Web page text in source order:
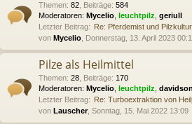
Themen: 82 Beiträge: 584
Moderatoren: Mycelio leuchtpilz geriull
Letzter Beitrag: Re: Pferdemist und Pilzkultur
von Mycelio , Donnerstag, 13. April 2023
Pilze als Heilmittel
Themen: 28 Beiträge: 170
Moderatoren: Mycelio leuchtpilz
Letzter Beitrag: Re: Turboextraktion von
von Lauscher, Sonntag, 15. Mai 2022 13:09